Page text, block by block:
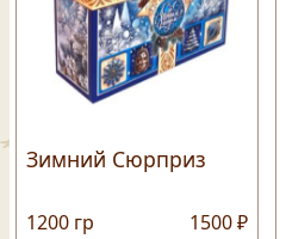
Зимний Сюрприз
1200 гр 1500 ₽